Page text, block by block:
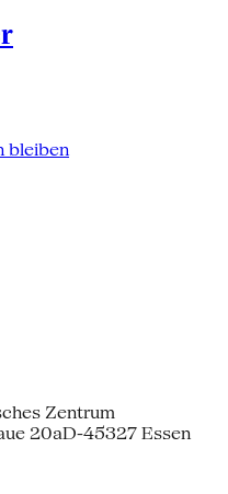
bleiben
Zentrum
20aD-45327 Essen